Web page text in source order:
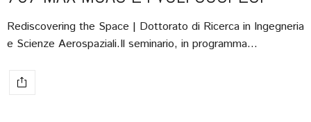
Rediscovering the Space | Dottorato di Ricerca in Ingegneria
e Scienze Aerospaziali.Il seminario, in programma…